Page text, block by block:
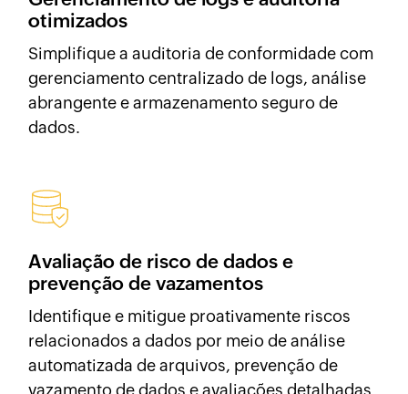
otimizados
Simplifique a auditoria de conformidade com
gerenciamento centralizado de logs, análise
abrangente e armazenamento seguro de
dados.
Avaliação de risco de dados e
prevenção de vazamentos
Identifique e mitigue proativamente riscos
relacionados a dados por meio de análise
automatizada de arquivos, prevenção de
vazamento de dados e avaliações detalhadas.